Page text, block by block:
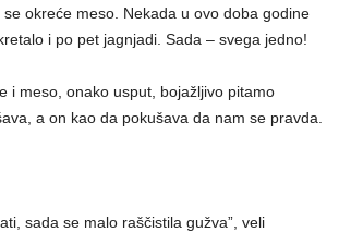
okreće meso. Nekada u ovo doba godine
i po pet jagnjadi. Sada – svega jedno!
i meso, onako usput, bojažljivo pitamo
a on kao da pokušava da nam se pravda.
sada se malo raščistila gužva”, veli